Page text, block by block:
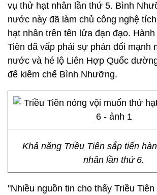
vụ thử hạt nhân lần thứ 5. Bình
nước này đã làm chủ công nghệ
hạt nhân trên tên lửa đạn đạo.
Tiên đã vấp phải sự phản đối mạnh
nước và hé lộ Liên Hợp Quốc
để kiềm chế Bình Nhưỡng.
Khả năng Triều Tiên sắp tiến
nhân lần thứ 6.
"Nhiều nguồn tin cho thấy Triều